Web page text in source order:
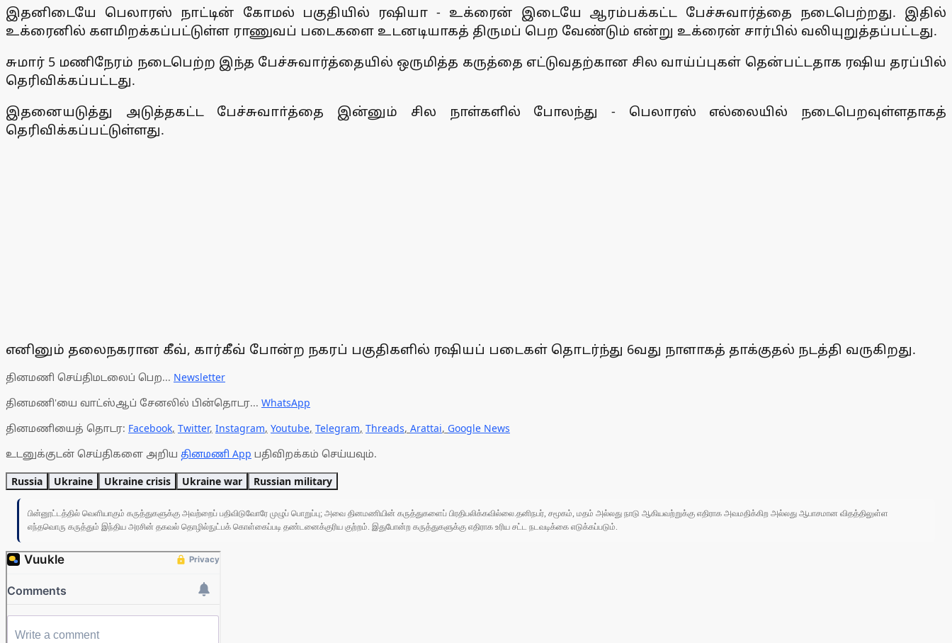
இதனிடையே பெலாரஸ் நாட்டின் கோமல் பகுதியில் ரஷியா - உக்ரைன் இடையே ஆரம்பக்கட்ட பேச்சுவார்த்தை நடைபெற்றது. இதில்
உக்ரைனில் களமிறக்கப்பட்டுள்ள ராணுவப் படைகளை உடனடியாகத் திருமப் பெற வேண்டும் என்று உக்ரைன் சார்பில் வலியுறுத்தப்பட்டது.
சுமார் 5 மணிநேரம் நடைபெற்ற இந்த பேச்சுவார்த்தையில் ஒருமித்த கருத்தை எட்டுவதற்கான சில வாய்ப்புகள் தென்பட்டதாக ரஷிய தரப்பில்
தெரிவிக்கப்பட்டது.
இதனையடுத்து அடுத்தகட்ட பேச்சுவாா்த்தை இன்னும் சில நாள்களில் போலந்து - பெலாரஸ் எல்லையில் நடைபெறவுள்ளதாகத்
தெரிவிக்கப்பட்டுள்ளது.
எனினும் தலைநகரான கீவ், கார்கீவ் போன்ற நகரப் பகுதிகளில் ரஷியப் படைகள் தொடர்ந்து 6வது நாளாகத் தாக்குதல் நடத்தி வருகிறது.
தினமணி செய்திமடலைப் பெற... Newsletter
தினமணி'யை வாட்ஸ்ஆப் சேனலில் பின்தொடர... WhatsApp
தினமணியைத் தொடர: Facebook, Twitter, Instagram, Youtube, Telegram, Threads, Arattai, Google News
உடனுக்குடன் செய்திகளை அறிய தினமணி App பதிவிறக்கம் செய்யவும்.
Russia Ukraine Ukraine crisis Ukraine war Russian military
பின்னூட்டத்தில் வெளியாகும் கருத்துகளுக்கு அவற்றைப் பதிவிடுவோரே முழுப் பொறுப்பு; அவை தினமணியின் கருத்துகளைப் பிரதிபலிக்கவில்லை.தனிநபர், சமூகம், மதம் அல்லது நாடு ஆகியவற்றுக்கு எதிராக அவமதிக்கிற அல்லது ஆபாசமான விதத்திலுள்ள
எந்தவொரு கருத்தும் இந்திய அரசின் தகவல் தொழில்நுட்பக் கொள்கைப்படி தண்டனைக்குரிய குற்றம். இதுபோன்ற கருத்துகளுக்கு எதிராக உரிய சட்ட நடவடிக்கை எடுக்கப்படும்.